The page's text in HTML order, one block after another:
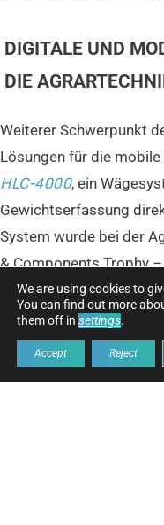
DIGITALE UND
DIE
Weiterer Schwerpunkt
Lösungen für die
HLC-4000, ein
Gewichtserfassung
System wurde bei der
& Components Trophy
zeichnet sich durch
Touchdisplay,
Systeme bietet es volle
und
We are using cookies to
You can find out more
them off in settings.
Accept Reject